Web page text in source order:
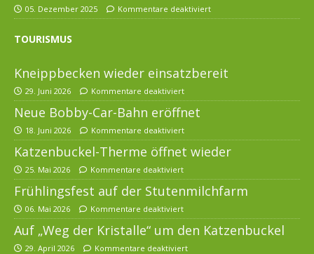
05. Dezember 2025 Kommentare deaktiviert
TOURISMUS
Kneippbecken wieder einsatzbereit
29. Juni 2026 Kommentare deaktiviert
Neue Bobby-Car-Bahn eröffnet
18. Juni 2026 Kommentare deaktiviert
Katzenbuckel-Therme öffnet wieder
25. Mai 2026 Kommentare deaktiviert
Frühlingsfest auf der Stutenmilchfarm
06. Mai 2026 Kommentare deaktiviert
Auf „Weg der Kristalle“ um den Katzenbuckel
29. April 2026 Kommentare deaktiviert